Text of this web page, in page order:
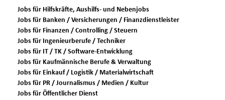
Jobs für Hilfskräfte, Aushilfs- und Nebenjobs
Jobs für Banken / Versicherungen / Finanzdienstleister
Jobs für Finanzen / Controlling / Steuern
Jobs für Ingenieurberufe / Techniker
Jobs für IT / TK / Software-Entwicklung
Jobs für Kaufmännische Berufe & Verwaltung
Jobs für Einkauf / Logistik / Materialwirtschaft
Jobs für PR / Journalismus / Medien / Kultur
Jobs für Öffentlicher Dienst